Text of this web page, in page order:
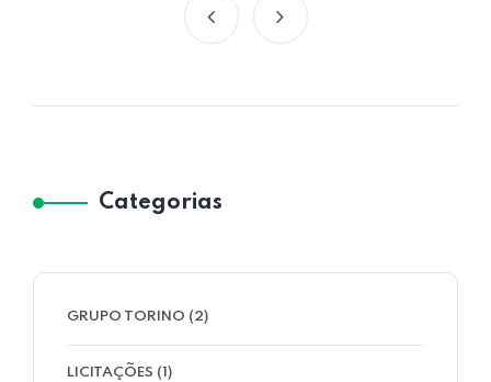
Categorias
GRUPO TORINO (2)
LICITAÇÕES (1)